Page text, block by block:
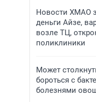
Новости ХМАО
деньги Айзе,
возле ТЦ,
поликлиники
Может
бороться с
болезнями